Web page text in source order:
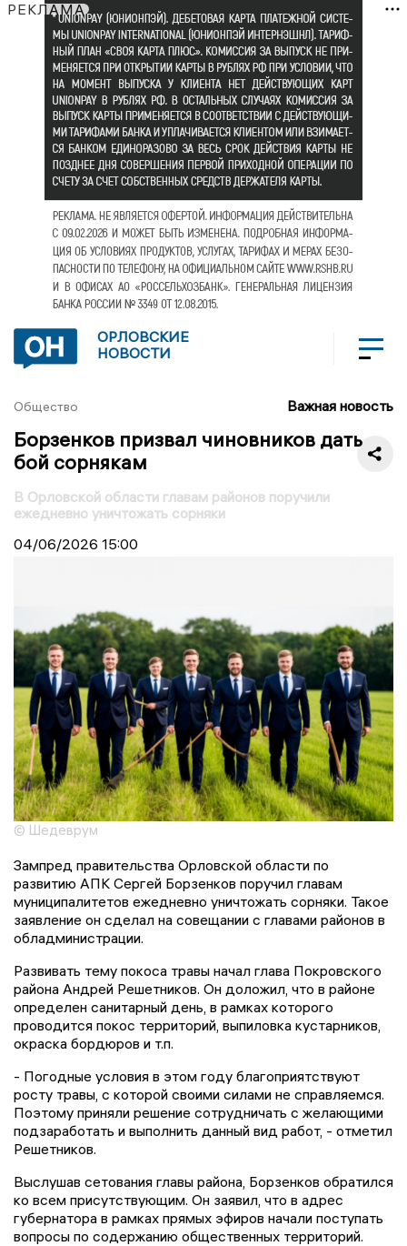
РЕКЛАМА
ОРЛОВСКИЕ
НОВОСТИ
Общество Важная новость
Борзенков призвал чиновников дать
бой сорнякам
В Орловской области главам районов поручили
ежедневно уничтожать сорняки
04/06/2026 15:00
© Шедеврум
Зампред правительства Орловской области по
развитию АПК Сергей Борзенков поручил главам
муниципалитетов ежедневно уничтожать сорняки. Такое
заявление он сделал на совещании с главами районов в
обладминистрации.
Развивать тему покоса травы начал глава Покровского
района Андрей Решетников. Он доложил, что в районе
определен санитарный день, в рамках которого
проводится покос территорий, выпиловка кустарников,
окраска бордюров и т.п.
- Погодные условия в этом году благоприятствуют
росту травы, с которой своими силами не справляемся.
Поэтому приняли решение сотрудничать с желающими
подзаработать и выполнить данный вид работ, - отметил
Решетников.
Выслушав сетования главы района, Борзенков обратился
ко всем присутствующим. Он заявил, что в адрес
губернатора в рамках прямых эфиров начали поступать
вопросы по содержанию общественных территорий.